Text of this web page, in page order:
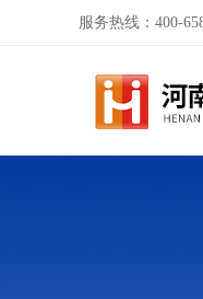
服务热线：400-